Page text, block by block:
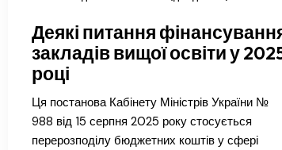
Деякі питання
закладів вищої освіти у
році
Ця постанова Кабінету Міністрів України №
988 від 15 серпня 2025 року стосується
перерозподілу бюджетних коштів у сфері